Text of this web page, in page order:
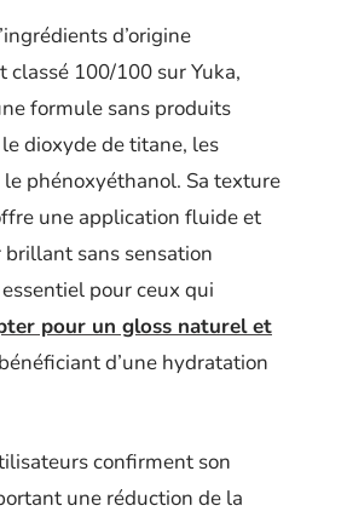
d’origine
classé 100/100 sur Yuka,
formule sans produits
dioxyde de titane, les
le phénoxyéthanol. Sa texture
une application fluide et
sans sensation
pour ceux qui
pour un gloss naturel et
d’une hydratation
confirment son
une réduction de la